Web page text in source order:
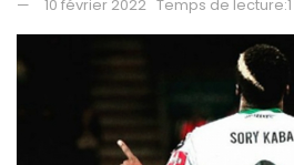
10 février 2022 Temps de